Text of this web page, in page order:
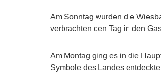
Am Sonntag wurden die
verbrachten den Tag in den
Am Montag ging es in die
Symbole des Landes